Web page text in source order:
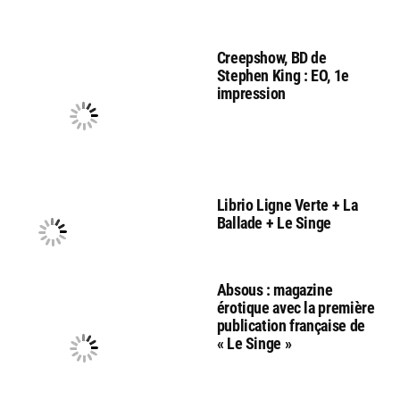
Creepshow, BD de
Stephen King : EO, 1e
impression
Librio Ligne Verte + La
Ballade + Le Singe
Absous : magazine
érotique avec la première
publication française de
« Le Singe »